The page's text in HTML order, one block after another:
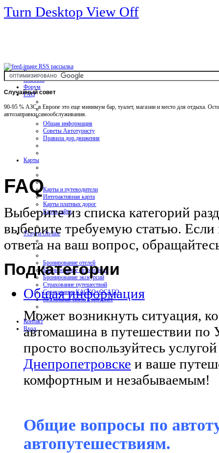
Turn Desktop View Off
Главная
Новости
Форум
FAQ
Общая информация
Советы Автотуристу
Правила дор.движения
Карты
Карты и путеводители
Интерактивная карта
Карты платных дорог
Карта сайта
Услуги On-line
Бронирование отелей
Бронирование автомобиля
Бронирование экскурсий
Страхование путешествий
Страхование КАСКО+ОСАГО
Мобильная связь и интернет
Контакт
Вход
RSS рассылка
Случайный совет
90-95 % АЗС в Европе это еще минимум бар, туалет, магазин и место для отдыха.
автозаправки самообслуживания.
FAQ
Выберите из списка категорий
выберите требуемую статью. Если
ответа на ваш вопрос,
Подкатегории
Общая информация
Может возникнуть ситуация,
автомашина в путешествии по
просто воспользуйтесь
Днепропетровске и ваше
комфортным и незабываемым!
Общие вопросы по
автопутешествиям.